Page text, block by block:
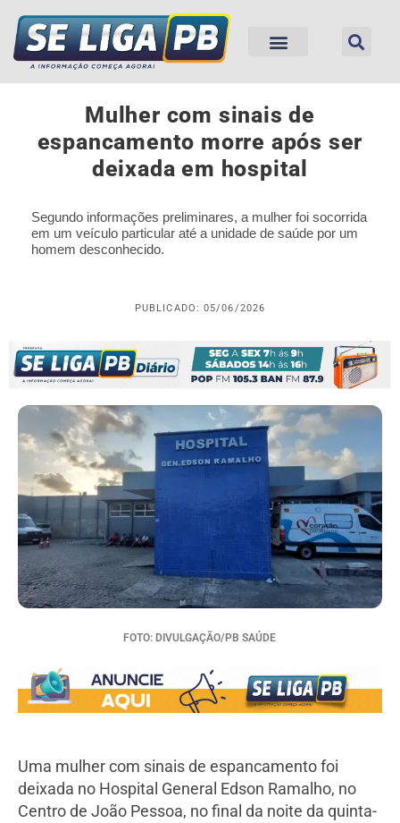
Mulher com sinais de
espancamento morre após ser
deixada em hospital
Segundo informações preliminares, a mulher foi socorrida
em um veículo particular até a unidade de saúde por um
homem desconhecido.
PUBLICADO: 05/06/2026
FOTO: DIVULGAÇÃO/PB SAÚDE
Uma mulher com sinais de espancamento foi
deixada no Hospital General Edson Ramalho, no
Centro de João Pessoa, no final da noite da quinta-